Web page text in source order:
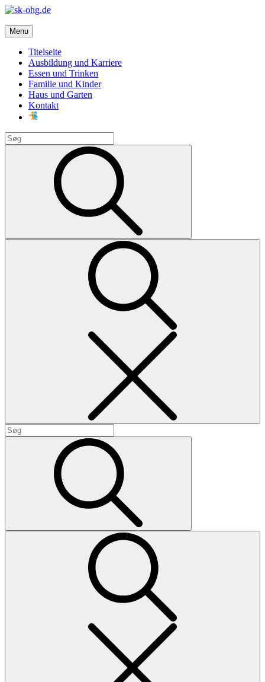
Skip
content
sk-ohg.de
Die besten Neuigkeiten
Menu
Titelseite
Ausbildung und Karriere
Essen und Trinken
Familie und Kinder
Haus und Garten
Kontakt
Search
for:
Search
for: